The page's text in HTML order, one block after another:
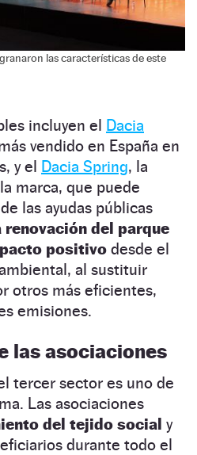
las características de este
incluyen el Dacia
vendido en España en
y el Dacia Spring, la
marca, que puede
las ayudas públicas
renovación del parque
positivo desde el
al sustituir
otros más eficientes,
emisiones.
las asociaciones
tercer sector es uno de
Las asociaciones
del tejido social y
durante todo el